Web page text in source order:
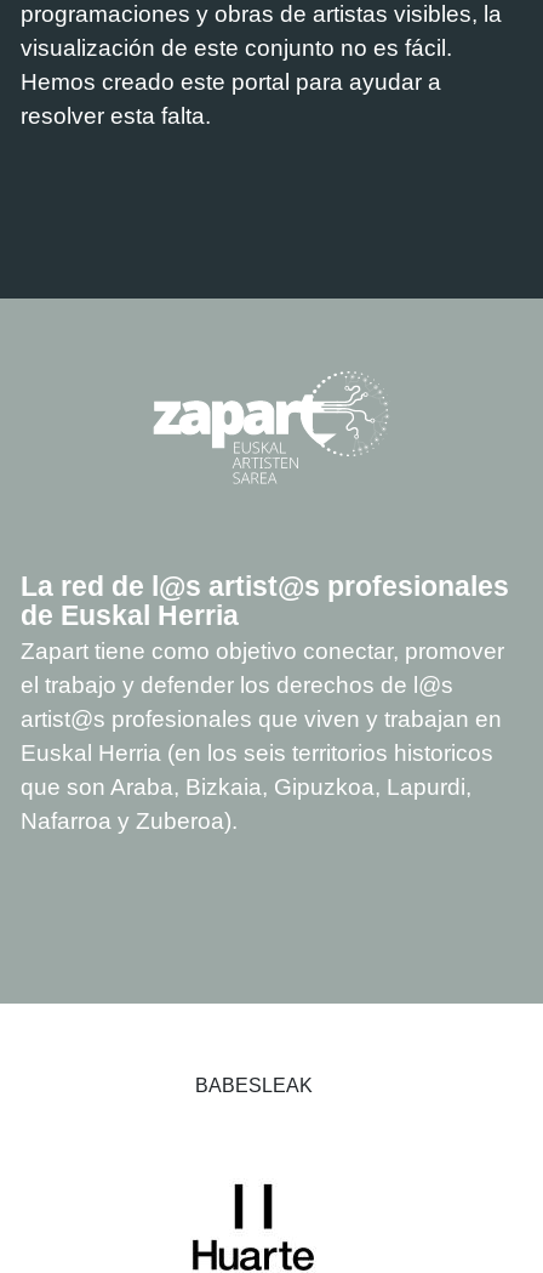
programaciones y obras de artistas visibles, la
visualización de este conjunto no es fácil.
Hemos creado este portal para ayudar a
resolver esta falta.
La red de l@s artist@s profesionales
de Euskal Herria
Zapart tiene como objetivo conectar, promover
el trabajo y defender los derechos de l@s
artist@s profesionales que viven y trabajan en
Euskal Herria (en los seis territorios historicos
que son Araba, Bizkaia, Gipuzkoa, Lapurdi,
Nafarroa y Zuberoa).
BABESLEAK